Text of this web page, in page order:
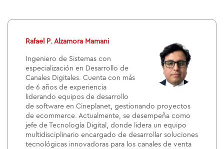
Rafael P. Alzamora Mamani
Ingeniero de Sistemas con
especialización en Desarrollo de
Canales Digitales. Cuenta con más
de 6 años de experiencia
liderando equipos de desarrollo
de software en Cineplanet, gestionando proyectos
de ecommerce. Actualmente, se desempeña como
jefe de Tecnología Digital, donde lidera un equipo
multidisciplinario encargado de desarrollar soluciones
tecnológicas innovadoras para los canales de venta